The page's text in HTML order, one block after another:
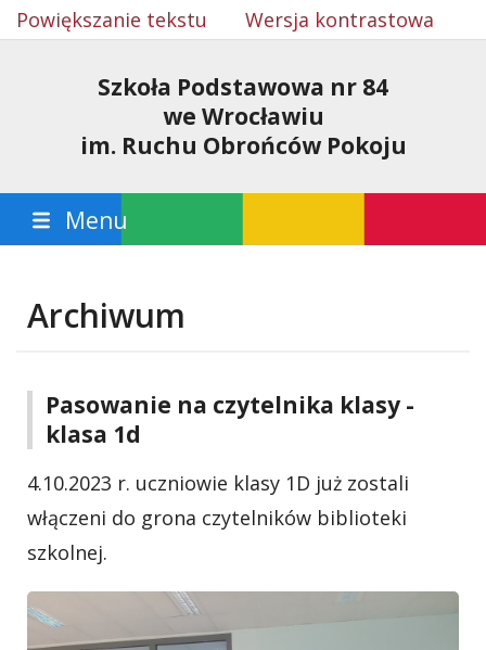
Powiększanie tekstu Wersja kontrastowa
Szkoła Podstawowa nr 84
we Wrocławiu
im. Ruchu Obrońców Pokoju
Menu
Archiwum
Pasowanie na czytelnika klasy -
klasa 1d
4.10.2023 r. uczniowie klasy 1D już zostali
włączeni do grona czytelników biblioteki
szkolnej.